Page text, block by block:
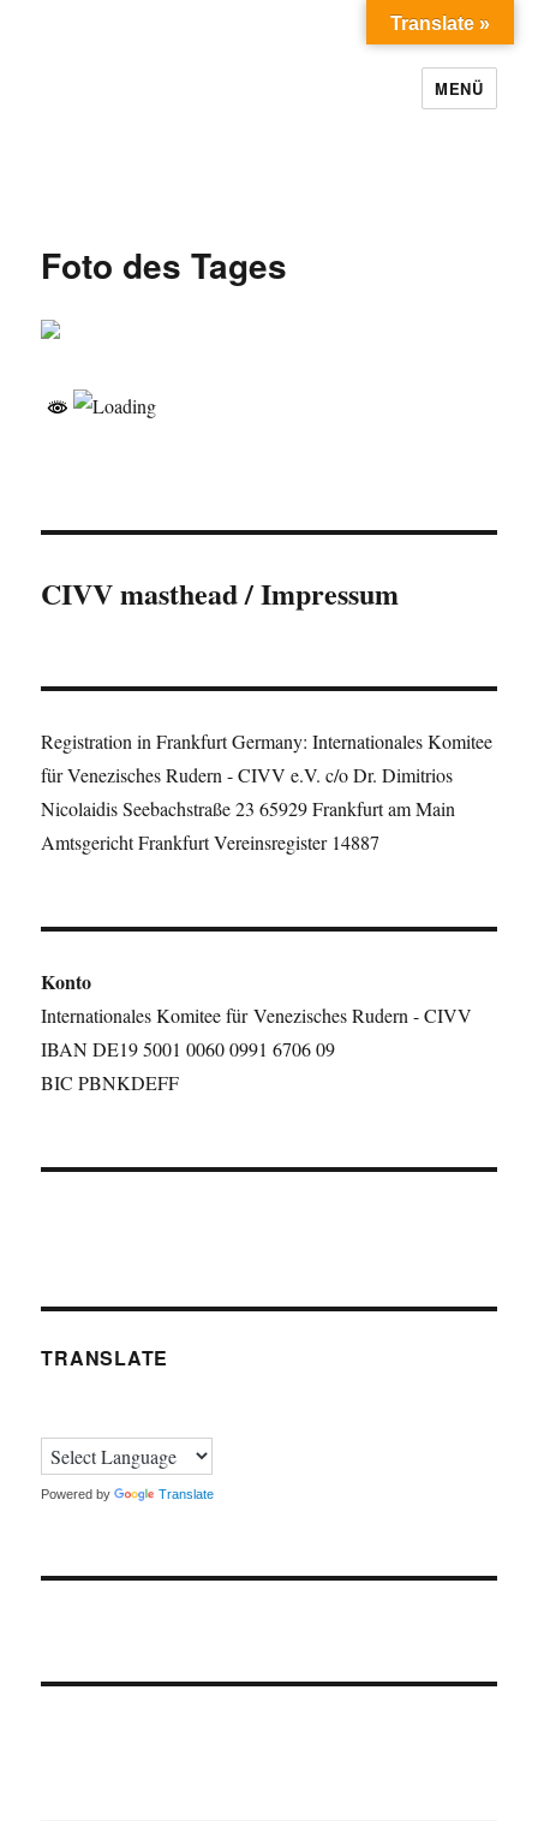
MENÜ
Foto des Tages
CIVV masthead / Impressum
Registration in Frankfurt Germany: Internationales Komitee
für Venezisches Rudern - CIVV e.V. c/o Dr. Dimitrios
Nicolaidis Seebachstraße 23 65929 Frankfurt am Main
Amtsgericht Frankfurt Vereinsregister 14887
Konto
Internationales Komitee für Venezisches Rudern - CIVV
IBAN DE19 5001 0060 0991 6706 09
BIC PBNKDEFF
TRANSLATE
Powered by Translate
Translate »